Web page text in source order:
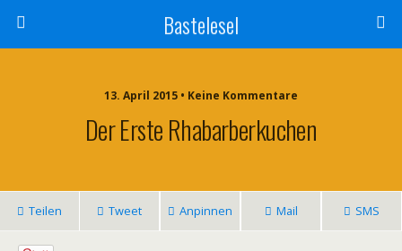
Bastelesel
13. April 2015 • Keine Kommentare
Der Erste Rhabarberkuchen
Teilen Tweet Anpinnen Mail SMS